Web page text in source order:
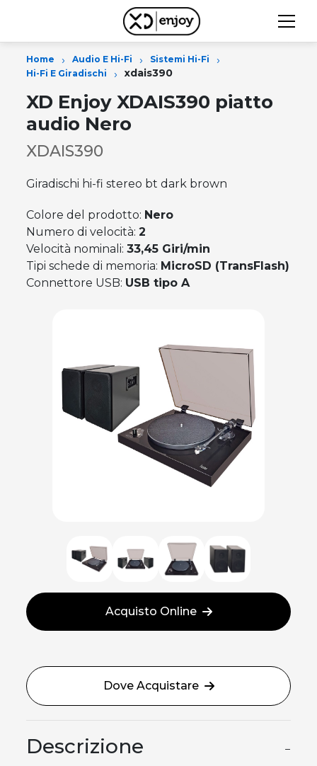
Home › Audio E Hi-Fi › Sistemi Hi-Fi ›
Hi-Fi E Giradischi › xdais390
XD Enjoy XDAIS390 piatto
audio Nero
XDAIS390
Giradischi hi-fi stereo bt dark brown
Colore del prodotto: Nero
Numero di velocità:2
Velocità nominali:33,45 Giri/min
Tipi schede di memoria: MicroSD (TransFlash)
Connettore USB: USB tipo A
Acquisto Online
Dove Acquistare
Descrizione −